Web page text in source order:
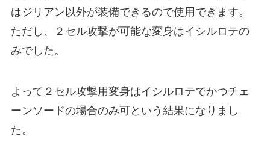
はジリアン以外が装備できるので使用できます。
ただし、２セル攻撃が可能な変身はイシルロテの
みでした。
よって２セル攻撃用変身はイシルロテでかつチェ
ーンソードの場合のみ可という結果になりまし
た。